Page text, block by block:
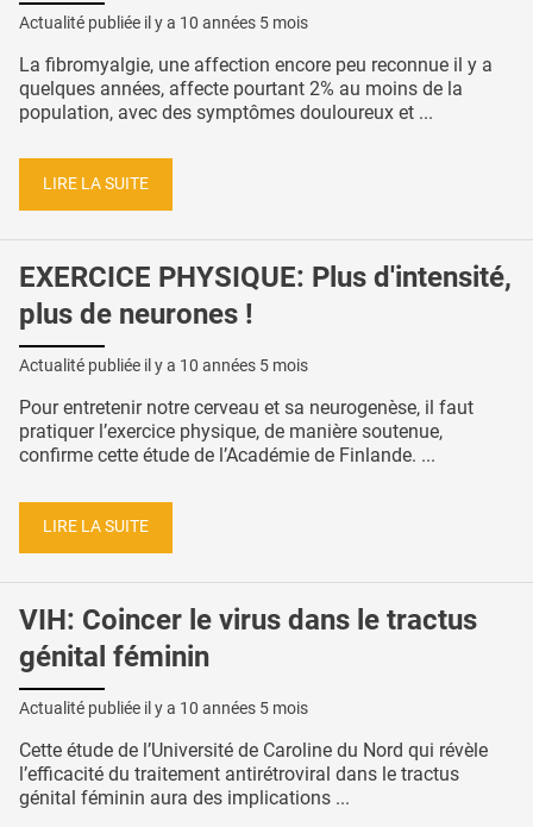
Actualité publiée il y a 10 années 5 mois
La fibromyalgie, une affection encore peu reconnue il y a
quelques années, affecte pourtant 2% au moins de la
population, avec des symptômes douloureux et ...
LIRE LA SUITE
EXERCICE PHYSIQUE: Plus d'intensité,
plus de neurones !
Actualité publiée il y a 10 années 5 mois
Pour entretenir notre cerveau et sa neurogenèse, il faut
pratiquer l’exercice physique, de manière soutenue,
confirme cette étude de l’Académie de Finlande. ...
LIRE LA SUITE
VIH: Coincer le virus dans le tractus
génital féminin
Actualité publiée il y a 10 années 5 mois
Cette étude de l’Université de Caroline du Nord qui révèle
l’efficacité du traitement antirétroviral dans le tractus
génital féminin aura des implications ...